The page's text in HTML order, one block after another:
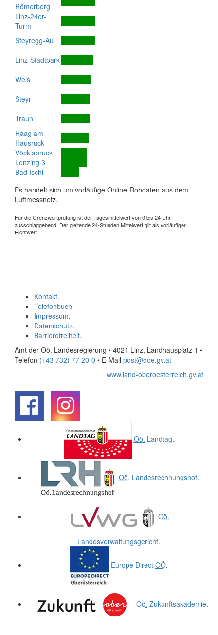
Römerberg
Linz-24er-
Turm
Steyregg-Au
Linz-Stadtpark
Wels
Steyr
Traun
Haag am
Hausruck
Vöcklabruck
Lenzing 3
Bad Ischl
Es handelt sich um vorläufige Online-Rohdaten aus dem
Luftmessnetz.
Für die Grenzwertprüfung ist der Tagesmittelwert von 0 bis 24 Uhr
ausschlaggebend. Der gleitende 24-Stunden Mittelwert gilt als vorläufiger
Richtwert.
Kontakt.
Telefonbuch.
Impressum.
Datenschutz.
Barrierefreiheit.
Amt der Oö. Landesregierung • 4021 Linz, Landhausplatz 1 •
Telefon (+43 732) 77 20-0 • E-Mail post@ooe.gv.at
www.land-oberoesterreich.gv.at
Oö. Landtag.
Oö. Landesrechnungshof.
Oö.
Landesverwaltungsgericht.
Europe Direct OÖ.
Oö. Zukunftsakademie.